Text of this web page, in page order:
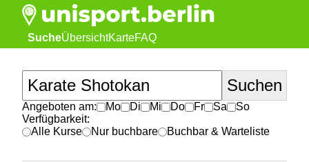
SucheÜbersichtKarteFAQ
Angeboten am: Mo Di Mi Do Fr Sa
So
Verfügbarkeit:
Alle Kurse
Nur buchbare Buchbar & Warteliste